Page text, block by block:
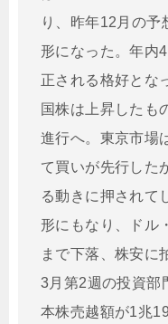
り、昨年12月の予
形になった。年内
正される格好とな
国株は上昇したも
進行へ。東京市場
て買いが先行した
る動きに押されて
形にもなり、ドル
まで下落、株安に
3月第2週の投資部
本株売越額が1兆